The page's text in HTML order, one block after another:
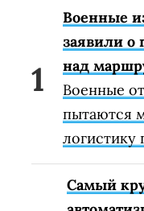
Военные
заявили о
над
Военные
пытаются
логистику
Самый